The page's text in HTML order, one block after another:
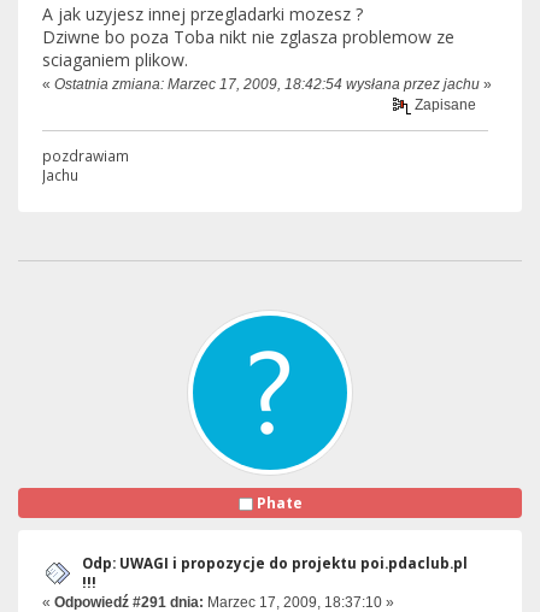
A jak uzyjesz innej przegladarki mozesz ?
Dziwne bo poza Toba nikt nie zglasza problemow ze
sciaganiem plikow.
« Ostatnia zmiana: Marzec 17, 2009, 18:42:54 wysłana przez jachu »
Zapisane
pozdrawiam
Jachu
Phate
Odp: UWAGI i propozycje do projektu poi.pdaclub.pl
!!!
« Odpowiedź #291 dnia: Marzec 17, 2009, 18:37:10 »